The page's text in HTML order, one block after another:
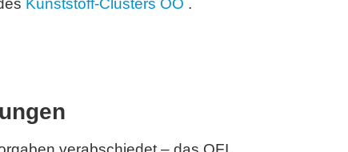
Kunststoff-Clusters OÖ .